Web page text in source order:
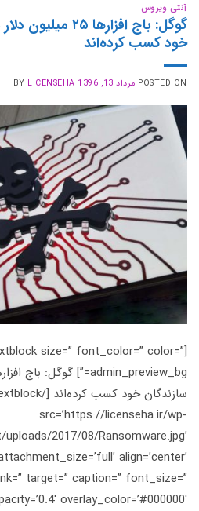
آنتی ویروس
گوگل: باج افزارها
خود کسب کرده‌اند
POSTED ON مرداد 13, 1396 BY LICENSEHA
size=” font_color=” color=”
src=’https://licenseha.ir/wp-
2017/08/Ransomware.jpg’
align=’center’
target=” caption=” font_size=”
overlay_color=’#000000′